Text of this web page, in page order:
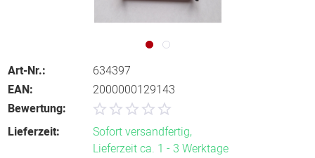
Art-Nr.:
634397
EAN:
2000000129143
Bewertung:
Lieferzeit:
Sofort versandfertig,
Lieferzeit ca. 1 - 3 Werktage